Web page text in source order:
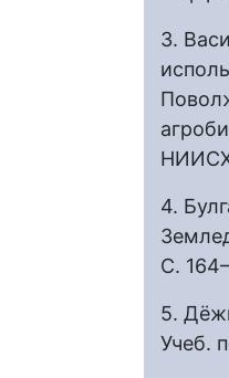
3.
НИИСХ
4.
С.
5.
Учеб.